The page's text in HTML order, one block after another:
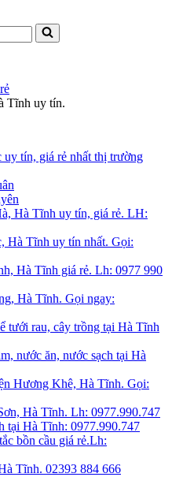
Tĩnh uy tín.
tín, giá rẻ nhất thị trường
Hà Tĩnh uy tín, giá rẻ. LH:
Hà Tĩnh uy tín nhất. Gọi:
Hà Tĩnh giá rẻ. Lh: 0977 990
Hà Tĩnh. Gọi ngay:
tưới rau, cây trồng tại Hà Tĩnh
nước ăn, nước sạch tại Hà
Hương Khê, Hà Tĩnh. Gọi:
Hà Tĩnh. Lh: 0977.990.747
tại Hà Tĩnh: 0977.990.747
bồn cầu giá rẻ.Lh:
Tĩnh. 02393 884 666